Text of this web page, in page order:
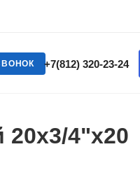
+7(812) 320-23-24
20х3/4"х20